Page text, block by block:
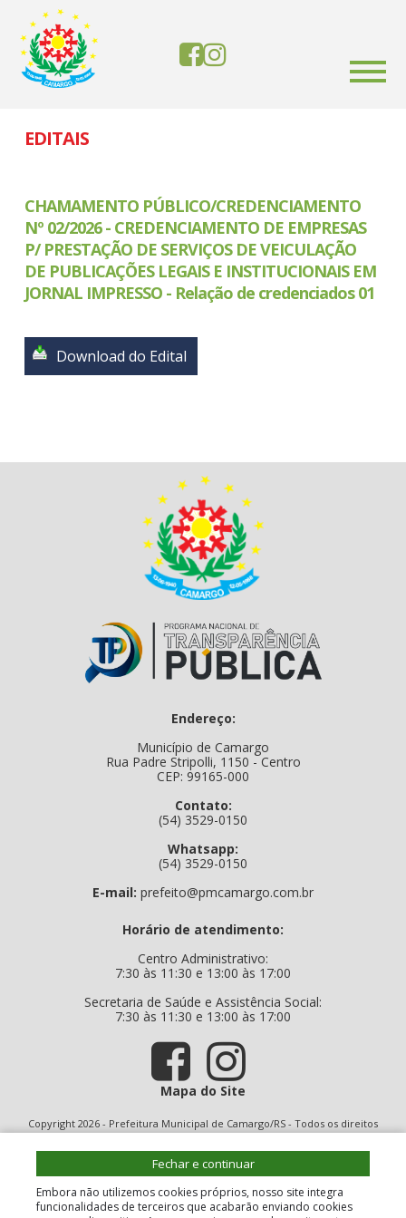
Fechar e continuar
Embora não utilizemos cookies próprios, nosso site integra
funcionalidades de terceiros que acabarão enviando cookies
EDITAIS
CHAMAMENTO PÚBLICO/CREDENCIAMENTO
Nº 02/2026 - CREDENCIAMENTO DE EMPRESAS
P/ PRESTAÇÃO DE SERVIÇOS DE VEICULAÇÃO
DE PUBLICAÇÕES LEGAIS E INSTITUCIONAIS EM
JORNAL IMPRESSO - Relação de credenciados 01
Download do Edital
Endereço:
Município de Camargo
Rua Padre Stripolli, 1150 - Centro
CEP: 99165-000
Contato:
(54) 3529-0150
Whatsapp:
(54) 3529-0150
E-mail: prefeito@pmcamargo.com.br
Horário de atendimento:
Centro Administrativo:
7:30 às 11:30 e 13:00 às 17:00
Secretaria de Saúde e Assistência Social:
7:30 às 11:30 e 13:00 às 17:00
Mapa do Site
Copyright 2026 - Prefeitura Municipal de Camargo/RS - Todos os direitos
reservados